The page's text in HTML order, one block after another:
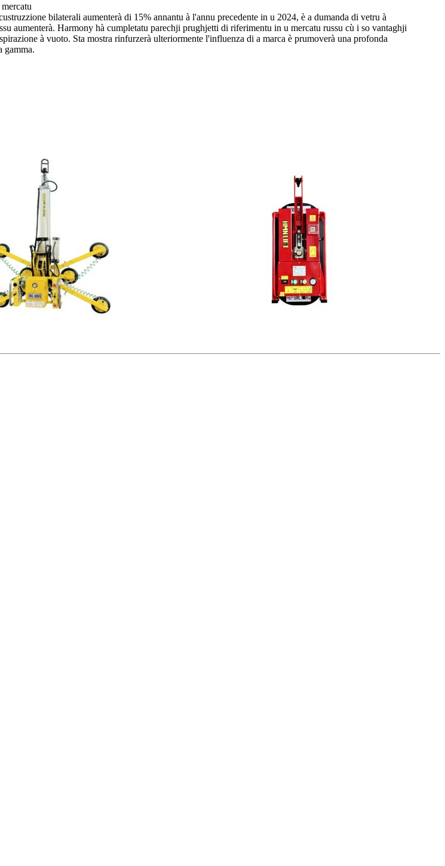
bilaterali aumenterà di 15% annantu à l'annu precedente in u 2024, è a dumanda di vetru à
aumenterà. Harmony hà cumpletatu parechji prughjetti di riferimentu in u mercatu russu cù i so vantaghji
à vuoto. Sta mostra rinfurzerà ulteriormente l'influenza di a marca è prumoverà una profonda
gamma.